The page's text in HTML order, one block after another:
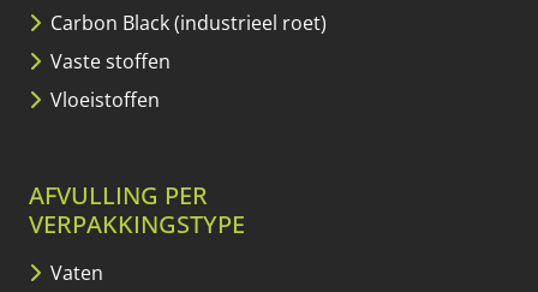
Carbon Black (industrieel roet)
Vaste stoffen
Vloeistoffen
AFVULLING PER
VERPAKKINGSTYPE
Vaten